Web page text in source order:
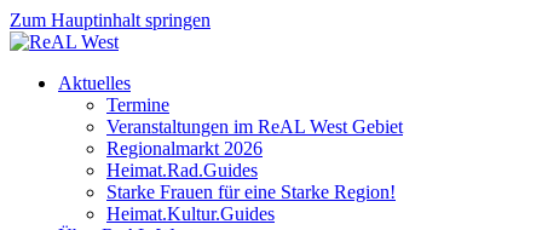
Zum Hauptinhalt springen
Aktuelles
Termine
Veranstaltungen im ReAL West Gebiet
Regionalmarkt 2026
Heimat.Rad.Guides
Starke Frauen für eine Starke Region!
Heimat.Kultur.Guides